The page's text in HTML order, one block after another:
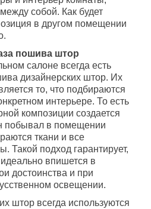
собой. Как будет
в другом помещении
пошива штор
салоне всегда есть
дизайнерских штор. Их
то, что подбираются
интерьере. То есть
композиции создается
побывал в помещении
ткани и все
Такой подход гарантирует,
впишется в
достоинства и при
освещении.
штор всегда используются